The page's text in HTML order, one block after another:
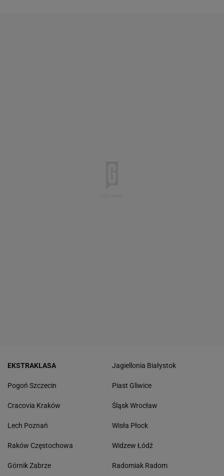
EKSTRAKLASA
Pogoń Szczecin
Cracovia Kraków
Lech Poznań
Raków Częstochowa
Górnik Zabrze
Jagiellonia Białystok
Piast Gliwice
Śląsk Wrocław
Wisła Płock
Widzew Łódź
Radomiak Radom